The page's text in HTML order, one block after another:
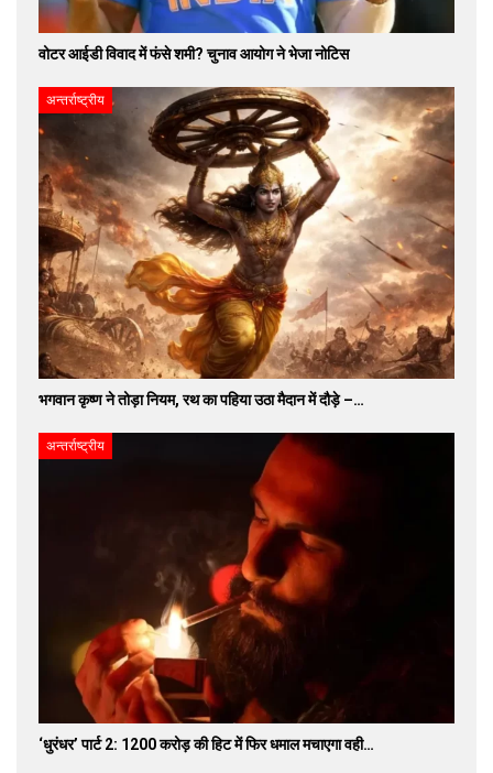
वोटर आईडी विवाद में फंसे शमी? चुनाव आयोग ने भेजा नोटिस
अन्तर्राष्ट्रीय
भगवान कृष्ण ने तोड़ा नियम, रथ का पहिया उठा मैदान में दौड़े –…
अन्तर्राष्ट्रीय
‘धुरंधर’ पार्ट 2: 1200 करोड़ की हिट में फिर धमाल मचाएगा वही…